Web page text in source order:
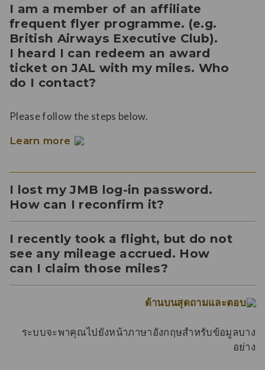
I am a member of an affiliate
frequent flyer programme. (e.g.
British Airways Executive Club).
I heard I can redeem an award
ticket on JAL with my miles. Who
do I contact?
Please follow the steps below.
Learn more
I lost my JMB log-in password.
How can I reconfirm it?
I recently took a flight, but do not
see any mileage accrued. How
can I claim those miles?
ด้านบนสุดถามและตอบ
ระบบจะพาคุณไปยังหน้าภาษาอังกฤษสำหรับข้อมูลบาง
อย่าง